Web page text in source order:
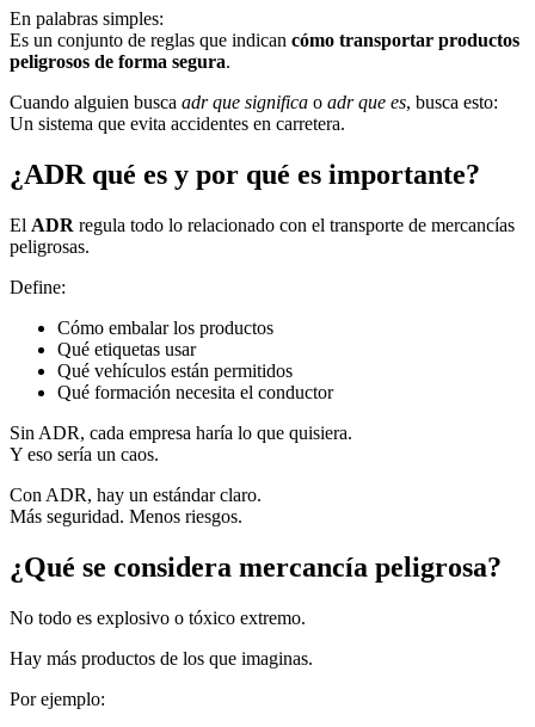
En palabras simples:
Es un conjunto de reglas que indican cómo transportar productos
peligrosos de forma segura.
Cuando alguien busca adr que significa o adr que es, busca esto:
Un sistema que evita accidentes en carretera.
¿ADR qué es y por qué es importante?
El ADR regula todo lo relacionado con el transporte de mercancías
peligrosas.
Define:
Cómo embalar los productos
Qué etiquetas usar
Qué vehículos están permitidos
Qué formación necesita el conductor
Sin ADR, cada empresa haría lo que quisiera.
Y eso sería un caos.
Con ADR, hay un estándar claro.
Más seguridad. Menos riesgos.
¿Qué se considera mercancía peligrosa?
No todo es explosivo o tóxico extremo.
Hay más productos de los que imaginas.
Por ejemplo: